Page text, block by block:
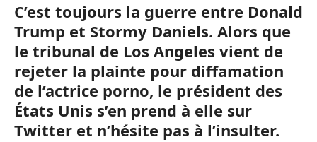
C’est toujours la guerre entre Donald
Trump et Stormy Daniels. Alors que
le tribunal de Los Angeles vient de
rejeter la plainte pour diffamation
de l’actrice porno, le président des
États Unis s’en prend à elle sur
Twitter et n’hésite pas à l’insulter.